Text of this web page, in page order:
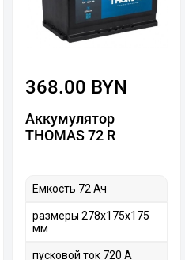
368.00 BYN
Аккумулятор
THOMAS 72 R
Емкость 72 Ач
размеры 278х175х175
мм
пусковой ток 720 А